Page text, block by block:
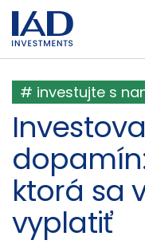
Prejsť na hlavný obsah
# investujte s
ktorá sa
vyplatiť